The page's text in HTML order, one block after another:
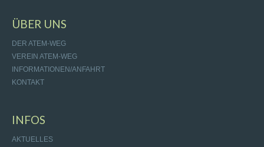
ÜBER UNS
DER ATEM-WEG
VEREIN ATEM-WEG
INFORMATIONEN/ANFAHRT
KONTAKT
INFOS
AKTUELLES